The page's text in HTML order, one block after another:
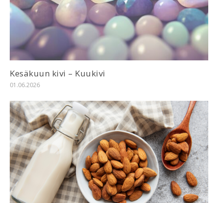
Kesäkuun kivi – Kuukivi
01.06.2026